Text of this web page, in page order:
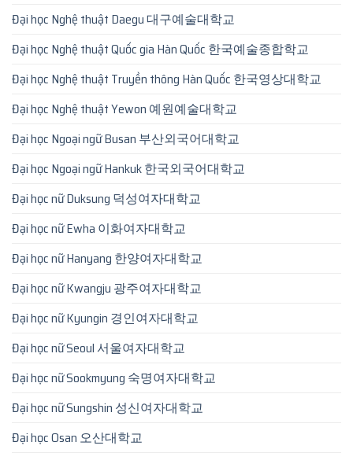
Đại học Nghệ thuật Daegu 대구예술대학교
Đại học Nghệ thuật Quốc gia Hàn Quốc 한국예술종합학교
Đại học Nghệ thuật Truyền thông Hàn Quốc 한국영상대학교
Đại học Nghệ thuật Yewon 예원예술대학교
Đại học Ngoại ngữ Busan 부산외국어대학교
Đại học Ngoại ngữ Hankuk 한국외국어대학교
Đại học nữ Duksung 덕성여자대학교
Đại học nữ Ewha 이화여자대학교
Đại học nữ Hanyang 한양여자대학교
Đại học nữ Kwangju 광주여자대학교
Đại học nữ Kyungin 경인여자대학교
Đại học nữ Seoul 서울여자대학교
Đại học nữ Sookmyung 숙명여자대학교
Đại học nữ Sungshin 성신여자대학교
Đại học Osan 오산대학교